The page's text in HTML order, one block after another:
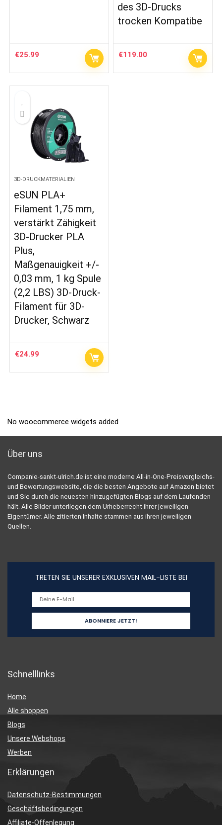
€25.99
des 3D-Drucks
trocken Kompatibe
€119.00
3D-DRUCKMATERIALIEN
eSUN PLA+
Filament 1,75 mm,
verstärkt Zähigkeit
3D-Drucker PLA
Plus,
Maßgenauigkeit +/-
0,03 mm, 1 kg Spule
(2,2 LBS) 3D-Druck-
Filament für 3D-
Drucker, Schwarz
€24.99
No woocommerce widgets added
Über uns
Companie-sankt-ulrich.de ist eine moderne All-in-One-Preisvergleichs-
und Bewertungswebsite, die die besten Angebote auf Amazon bietet
und Sie durch die neuesten hinzugefügten Blogs auf dem Laufenden
hält. Alle Bilder unterliegen dem Urheberrecht ihrer jeweiligen
Eigentümer. Alle zitierten Inhalte stammen aus ihren jeweiligen
Quellen.
TRETEN SIE UNSERER EXKLUSIVEN MAIL-LISTE BEI
Schnelllinks
Home
Alle shoppen
Blogs
Unsere Webshops
Werben
Erklärungen
Datenschutz-Bestimmungen
Geschäftsbedingungen
Affiliate-Offenlegung